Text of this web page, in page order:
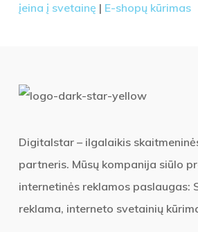
įeina į svetainę | E-shopų kūrimas
Digitalstar – ilgalaikis
partneris. Mūsų kompanija siūlo
internetinės reklamos paslaugas:
reklama, interneto svetainių